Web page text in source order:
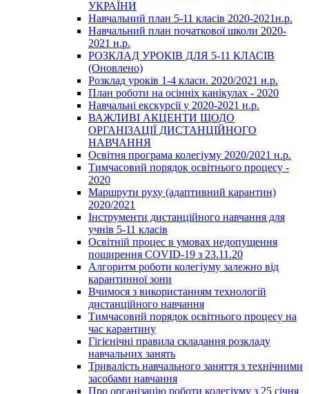
УКРАЇНИ
Навчальний план 5-11 класів 2020-2021н.р.
Навчальний план початкової школи 2020-
2021 н.р.
РОЗКЛАД УРОКІВ ДЛЯ 5-11 КЛАСІВ
(Оновлено)
Розклад уроків 1-4 класи. 2020/2021 н.р.
План роботи на осінніх канікулах - 2020
Навчальні екскурсії у 2020-2021 н.р.
ВАЖЛИВІ АКЦЕНТИ ЩОДО
ОРГАНІЗАЦІЇ ДИСТАНЦІЙНОГО
НАВЧАННЯ
Освітня програма колегіуму 2020/2021 н.р.
Тимчасовий порядок освітнього процесу -
2020
Маршрути руху (адаптивний карантин)
2020/2021
Інструменти дистанційного навчання для
учнів 5-11 класів
Освітній процес в умовах недопущення
поширення COVID-19 з 23.11.20
Алгоритм роботи колегіуму залежно від
карантинної зони
Вчимося з використанням технологій
дистанційного навчання
Тимчасовий порядок освітнього процесу на
час карантину
Гігієнічні правила складання розкладу
навчальних занять
Тривалість навчального заняття з технічними
засобами навчання
Про організацію роботи колегіуму з 25 січня